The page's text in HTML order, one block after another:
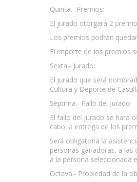
Quinta.- Premios:
El jurado otorgará 2
Los premios podrán
El importe de los premios
Sexta.- Jurado:
El jurado que será
Cultura y Deporte de
Séptima.- Fallo del Jurado
El fallo del jurado se hará
cabo la entrega de los
Será obligatoria la
personas ganadoras, a
a la persona seleccionada
Octava.- Propiedad de la